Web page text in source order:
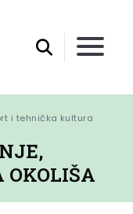
i tehnička kultura
OKOLIŠA